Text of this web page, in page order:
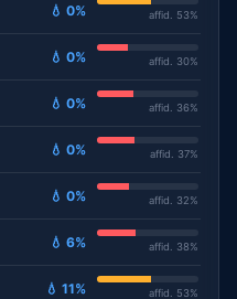
💧 0% affid. 53%
💧 0% affid. 30%
💧 0% affid. 36%
💧 0% affid. 37%
💧 0% affid. 32%
💧 6% affid. 38%
💧 11% affid. 53%